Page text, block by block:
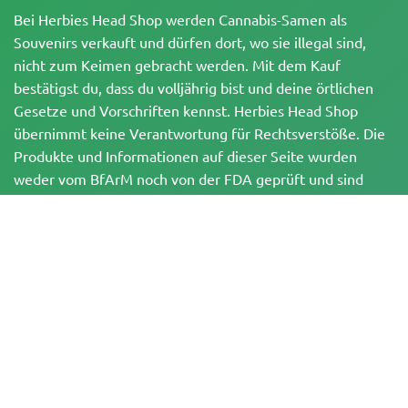
Bei Herbies Head Shop werden Cannabis-Samen als
Souvenirs verkauft und dürfen dort, wo sie illegal sind,
nicht zum Keimen gebracht werden. Mit dem Kauf
bestätigst du, dass du volljährig bist und deine örtlichen
Gesetze und Vorschriften kennst. Herbies Head Shop
übernimmt keine Verantwortung für Rechtsverstöße. Die
Produkte und Informationen auf dieser Seite wurden
weder vom BfArM noch von der FDA geprüft und sind
NICHT dazu bestimmt, Krankheiten zu diagnostizieren, zu